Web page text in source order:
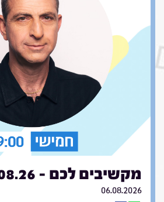
מקשיבים לכם - 06.08.26
06.08.2026